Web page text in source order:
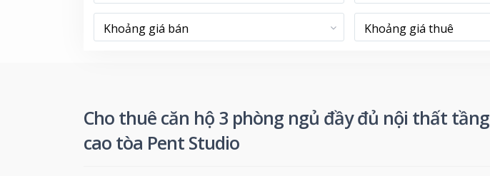
Khoảng giá bán Khoảng giá thuê
Cho thuê căn hộ 3 phòng ngủ đầy đủ nội thất tầng
cao tòa Pent Studio